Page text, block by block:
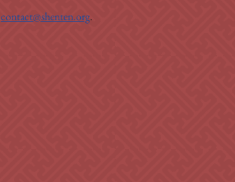
contact@shenten.org.